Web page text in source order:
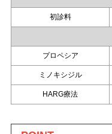
初診料
プロペシア
ミノキシジル
HARG療法